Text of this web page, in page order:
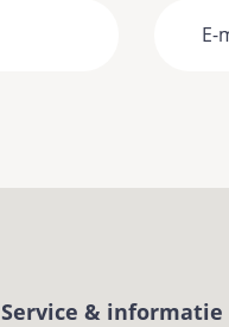
Service & informatie